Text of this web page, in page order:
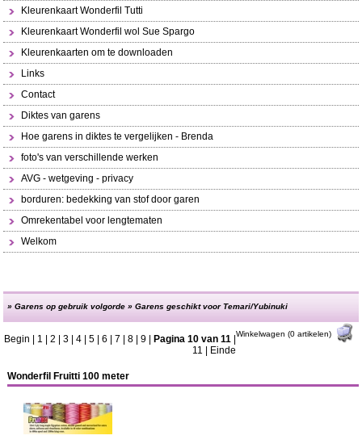
Kleurenkaart Wonderfil Tutti
Kleurenkaart Wonderfil wol Sue Spargo
Kleurenkaarten om te downloaden
Links
Contact
Diktes van garens
Hoe garens in diktes te vergelijken - Brenda
foto's van verschillende werken
AVG - wetgeving - privacy
borduren: bedekking van stof door garen
Omrekentabel voor lengtematen
Welkom
»Garens op gebruik volgorde »Garens geschikt voor Temari/Yubinuki
Winkelwagen (0 artikelen)
Wonderfil Fruitti 100 meter
Begin 1 2 3| 4| 5| 6 7 8| 9| Pagina 10 van 11
11
Einde